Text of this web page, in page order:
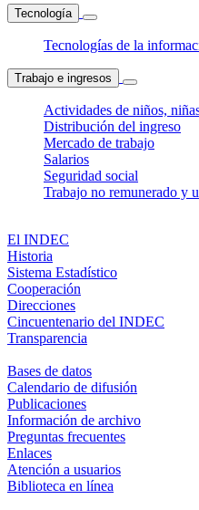
Tecnología
Tecnologías de la
Trabajo e ingresos
Actividades de niños,
Distribución del ingreso
Mercado de trabajo
Salarios
Seguridad social
Trabajo no remunerado y
El INDEC
Historia
Sistema Estadístico
Cooperación
Direcciones
Cincuentenario del INDEC
Transparencia
Bases de datos
Calendario de difusión
Publicaciones
Información de archivo
Preguntas frecuentes
Enlaces
Atención a usuarios
Biblioteca en línea